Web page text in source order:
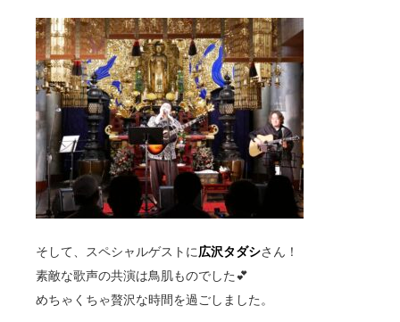
そして、スペシャルゲストに 広沢タダシさん！
素敵な歌声の共演は鳥肌ものでした💕
めちゃくちゃ贅沢な時間を過ごしました。